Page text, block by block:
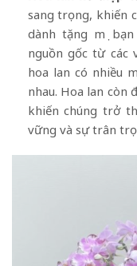
sang trọng, khiến
dành tặng mẹ
nguồn gốc từ
hoa lan có nhiều
nhau. Hoa lan còn
khiến chúng trở
vững và sự trân